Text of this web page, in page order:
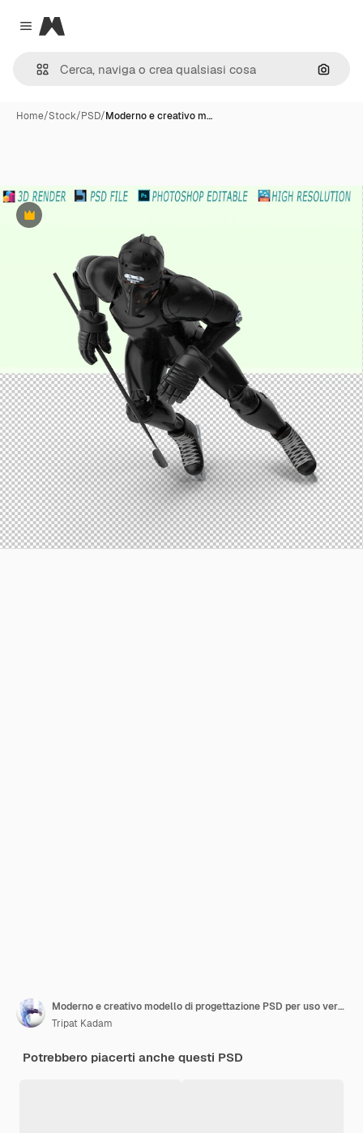
Close menu
Magnific
Cerca
Home/Stock/PSD/Moderno e creativo m…
Premium
Moderno e creativo modello di progettazione PSD per uso versatile
Tripat Kadam
Potrebbero piacerti anche questi PSD